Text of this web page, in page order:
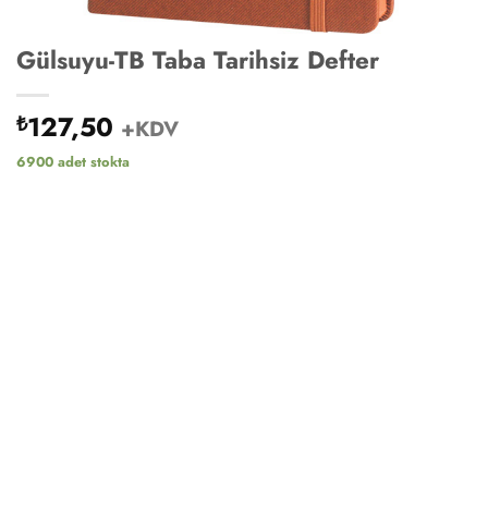
Gülsuyu-TB Taba Tarihsiz Defter
₺127,50 +KDV
6900 adet stokta